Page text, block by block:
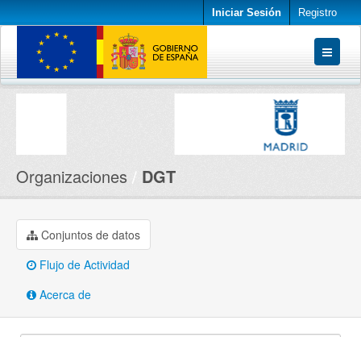
Iniciar Sesión Registro
Conjuntos de datos
Organizaciones DGT
Conjuntos de datos
Flujo de Actividad
Acerca de